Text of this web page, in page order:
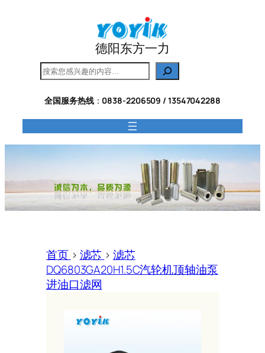
德阳东方一力
搜
索
全国服务热线： 0838-2206509 / 13547042288
首页 > 滤芯 >滤芯
DQ6803GA20H1.5C汽轮机顶轴油泵
进油口滤网